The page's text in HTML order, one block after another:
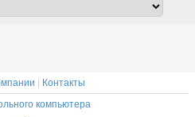
для
Контакты
компьютера